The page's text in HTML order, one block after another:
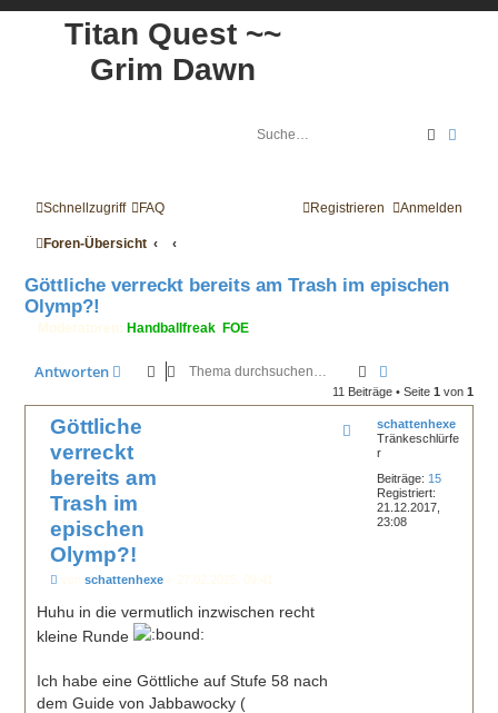
Titan Quest ~~
Grim Dawn
Suche
Schnellzugriff FAQ Anmelden
Registrieren
Foren-Übersicht
Göttliche verreckt bereits am Trash im epischen
Olymp?!
Moderatoren: Handballfreak FOE
Antworten Suche
11 Beiträge • Seite 1 von 1
schattenhexe
Tränkeschlürfe
r
Beiträge: 15
Registriert:
21.12.2017,
23:08
Göttliche
verreckt
bereits am
Trash im
epischen
Olymp?!
i
r
vonschattenhexe 27.02.2025, 09:41
Huhu in die vermutlich inzwischen recht
kleine Runde
Ich habe eine Göttliche auf Stufe 58 nach
dem Guide von Jabbawocky (